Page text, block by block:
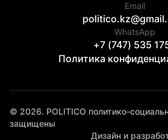
Email
WhatsApp
+7 (747) 535
Политика
© 2026. POLITICO политико-
защищены
Дизайн и